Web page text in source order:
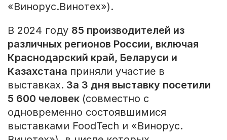
«Винорус.Винотех»).
В 2024 году 85 производителей из
различных регионов России, включая
Краснодарский край, Беларуси и
Казахстана приняли участие в
выставках. За 3 дня выставку посетили
5 600 человек (совместно с
одновременно состоявшимися
выставками FoodTech и «Винорус.